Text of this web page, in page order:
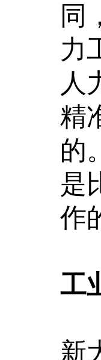
同
力
人
精
的
是
作
工
新